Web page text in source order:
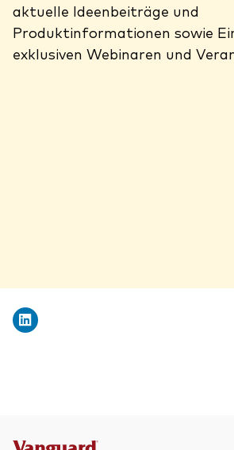
aktuelle Ideenbeiträge und
Produktinformationen sowie
exklusiven Webinaren und